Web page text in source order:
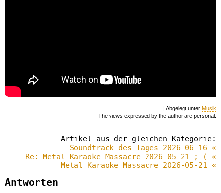
| Abgelegt unter Musik
The views expressed by the author are personal.
Artikel aus der gleichen Kategorie:
Soundtrack des Tages 2026-06-16 «
Re: Metal Karaoke Massacre 2026-05-21 ;-( «
Metal Karaoke Massacre 2026-05-21 «
Antworten